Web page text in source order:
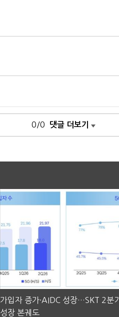
0/0 댓글 더보기
가입자 증가·AIDC 성장…SKT 2분기
성장 본궤도